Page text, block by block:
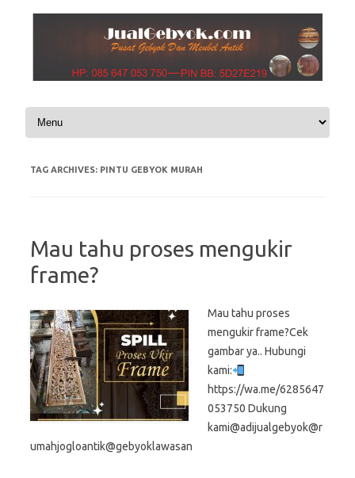
Skip to content
TAG ARCHIVES: PINTU GEBYOK MURAH
Mau tahu proses mengukir
frame?
Mau tahu proses
mengukir frame?Cek
gambar ya.. Hubungi
kami:
https://wa.me/6285647
053750 Dukung
kami@adijualgebyok@r
umahjogloantik@gebyoklawasan